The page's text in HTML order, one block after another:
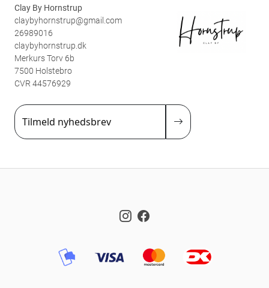
Clay By Hornstrup
claybyhornstrup@gmail.com
26989016
claybyhornstrup.dk
Merkurs Torv 6b
7500 Holstebro
CVR 44576929
Tilmeld nyhedsbrev
Instagram